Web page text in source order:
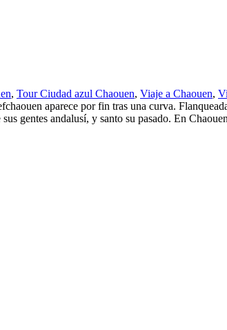
, Tour Ciudad azul Chaouen, Viaje a Chaouen,
aparece por fin tras una curva.
gentes andalusí, y santo su pasado. En